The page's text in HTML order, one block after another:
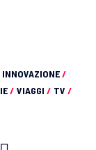
INNOVAZIONE/
/ VIAGGI / TV /